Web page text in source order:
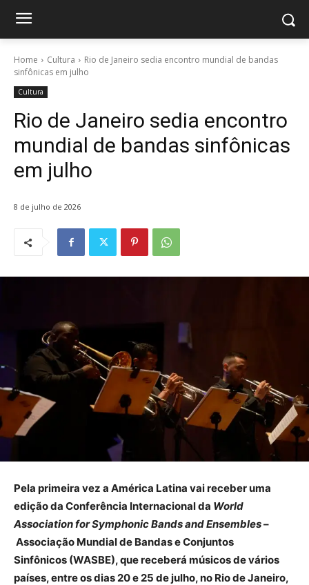
Home Cultura
Rio de Janeiro sedia encontro mundial de bandas
sinfônicas em julho
Cultura
Rio de Janeiro sedia encontro
mundial de bandas sinfônicas
em julho
8 de julho de 2026
Pela primeira vez a América Latina vai receber uma
edição da Conferência Internacional da World
Association for Symphonic Bands and Ensembles–
Associação Mundial de Bandas e Conjuntos
Sinfônicos (WASBE), que receberá músicos de vários
países, entre os dias 20 e 25 de julho, no Rio de Janeiro,